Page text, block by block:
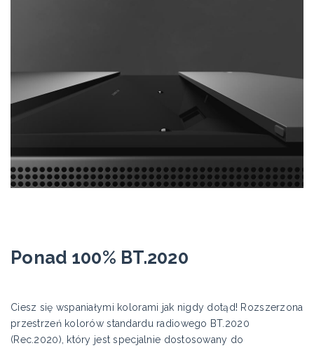
Ponad 100% BT.2020
Ciesz się wspaniałymi kolorami jak nigdy dotąd! Rozszerzona
przestrzeń kolorów standardu radiowego BT.2020
(Rec.2020), który jest specjalnie dostosowany do